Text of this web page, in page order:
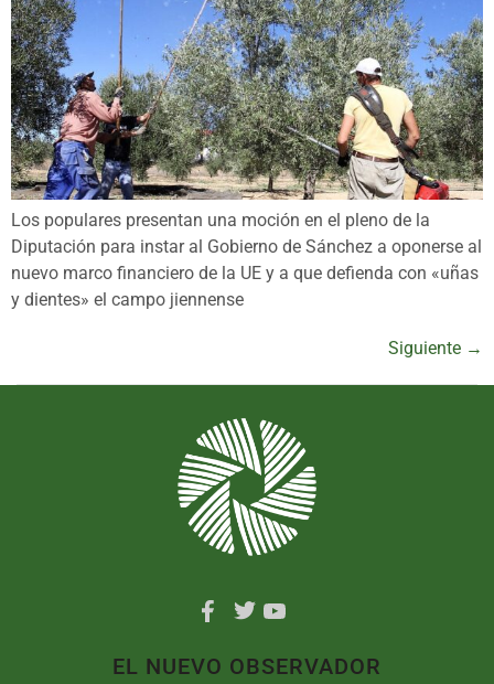
Los populares presentan una moción en el pleno de la
Diputación para instar al Gobierno de Sánchez a oponerse al
nuevo marco financiero de la UE y a que defienda con «uñas
y dientes» el campo jiennense
Siguiente →
EL NUEVO OBSERVADOR